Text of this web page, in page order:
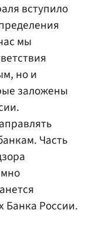
вступило
мы
но и
заложены
Часть
Банка России.